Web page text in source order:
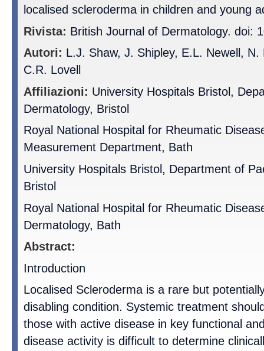
localised scleroderma in children and young
Rivista: British Journal of Dermatology. doi:
Autori: L.J. Shaw, J. Shipley, E.L. Newell,
C.R. Lovell
Affiliazioni: University Hospitals Bristol,
Dermatology, Bristol
Royal National Hospital for Rheumatic
Measurement Department, Bath
University Hospitals Bristol, Department of
Bristol
Royal National Hospital for Rheumatic
Dermatology, Bath
Abstract:
Introduction
Localised Scleroderma is a rare but
disabling condition. Systemic treatment
those with active disease in key functional
disease activity is difficult to determine